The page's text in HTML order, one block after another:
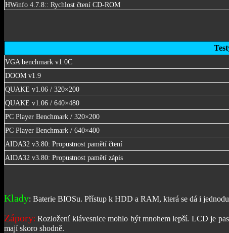
HWinfo 4.7.8:: Rychlost čtení CD-ROM
VGA benchmark v1.0C
DOOM v1.9
QUAKE v1.06 / 320×200
QUAKE v1.06 / 640×480
PC Player Benchmark / 320×200
PC Player Benchmark / 640×400
AIDA32 v3.80: Propustnost pamětí čtení
AIDA32 v3.80: Propustnost pamětí zápis
Klady: Baterie BIOSu. Přístup k HDD a RAM, která se dá i
Zápory: Rozložení klávesnice mohlo být mnohem lepší. LCD je
mají skoro shodně.